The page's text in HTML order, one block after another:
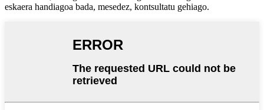
eskaera handiagoa bada, mesedez, kontsultatu gehiago.